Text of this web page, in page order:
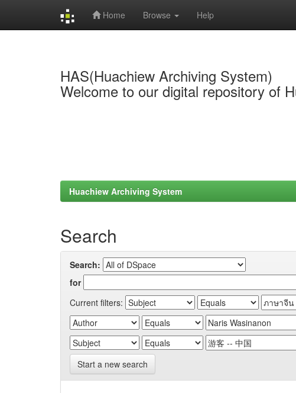
Home Browse Help
HAS(Huachiew Archiving System)
Welcome to our digital repository of
Huachiew Archiving System
Search
Search:
for
Current filters:
Start a new search